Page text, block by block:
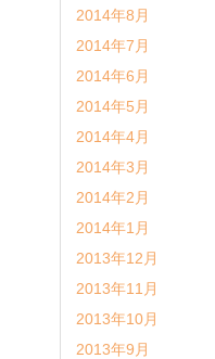
2014年8月
2014年7月
2014年6月
2014年5月
2014年4月
2014年3月
2014年2月
2014年1月
2013年12月
2013年11月
2013年10月
2013年9月